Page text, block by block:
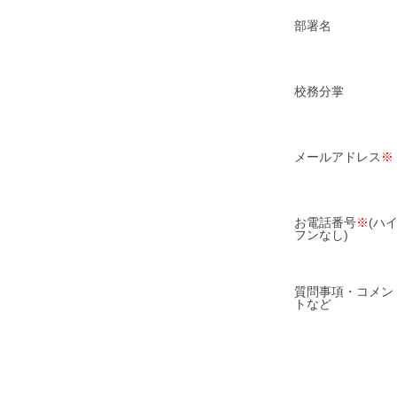
部署名
校務分掌
メールアドレス ※
お電話番号※(ハイ
フンなし)
質問事項・コメン
トなど